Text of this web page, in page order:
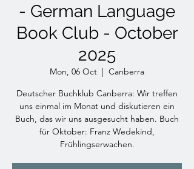
- German Language
Book Club - October
2025
Mon, 06 Oct
  |
Canberra
Deutscher Buchklub Canberra: Wir treffen
uns einmal im Monat und diskutieren ein
Buch, das wir uns ausgesucht haben. Buch
für Oktober: Franz Wedekind,
Frühlingserwachen.